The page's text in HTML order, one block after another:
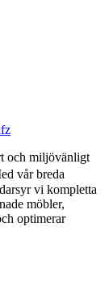
och miljövänligt
vår breda
vi kompletta
möbler,
optimerar